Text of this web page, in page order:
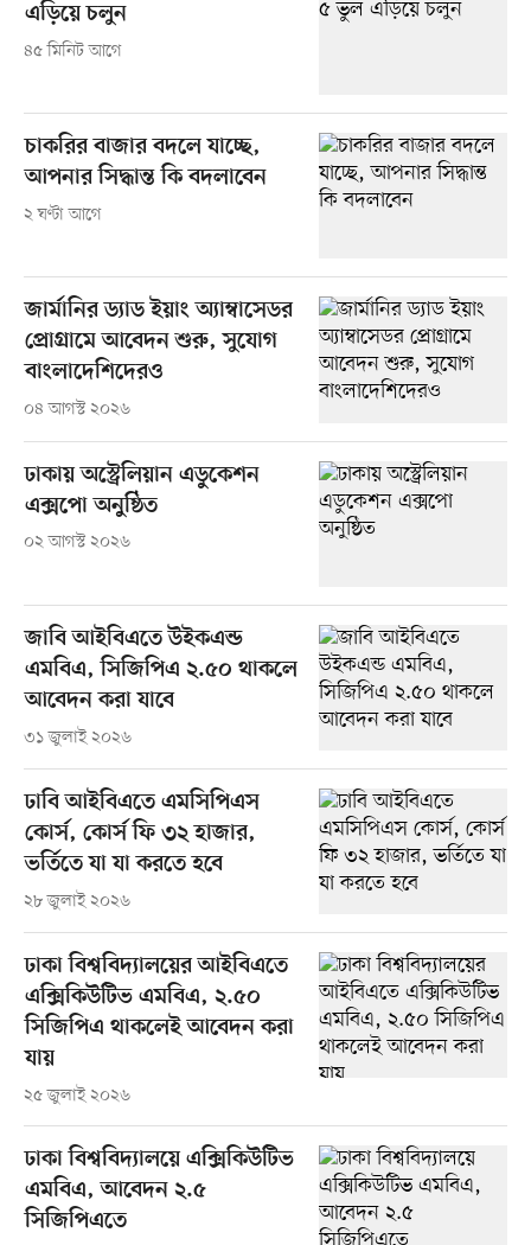
এড়িয়ে চলুন
৪৫ মিনিট আগে
চাকরির বাজার বদলে যাচ্ছে,
আপনার সিদ্ধান্ত কি বদলাবেন
২ ঘণ্টা আগে
জার্মানির ড্যাড ইয়াং অ্যাম্বাসেডর
প্রোগ্রামে আবেদন শুরু, সুযোগ
বাংলাদেশিদেরও
০৪ আগস্ট ২০২৬
ঢাকায় অস্ট্রেলিয়ান এডুকেশন
এক্সপো অনুষ্ঠিত
০২ আগস্ট ২০২৬
জাবি আইবিএতে উইকএন্ড
এমবিএ, সিজিপিএ ২.৫০ থাকলে
আবেদন করা যাবে
৩১ জুলাই ২০২৬
ঢাবি আইবিএতে এমসিপিএস
কোর্স, কোর্স ফি ৩২ হাজার,
ভর্তিতে যা যা করতে হবে
২৮ জুলাই ২০২৬
ঢাকা বিশ্ববিদ্যালয়ের আইবিএতে
এক্সিকিউটিভ এমবিএ, ২.৫০
সিজিপিএ থাকলেই আবেদন করা
যায়
২৫ জুলাই ২০২৬
ঢাকা বিশ্ববিদ্যালয়ে এক্সিকিউটিভ
এমবিএ, আবেদন ২.৫
সিজিপিএতে